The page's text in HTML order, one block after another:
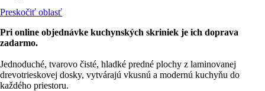
Preskočiť oblasť
Pri online objednávke kuchynských skriniek je ich doprava
zadarmo.
Jednoduché, tvarovo čisté, hladké predné plochy z laminovanej
drevotrieskovej dosky, vytvárajú vkusnú a modernú kuchyňu do
každého priestoru.